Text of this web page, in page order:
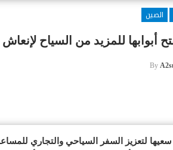
الصين
أبوابها للمزيد من السياح لإنعاش
By
لتعزيز السفر السياحي والتجاري